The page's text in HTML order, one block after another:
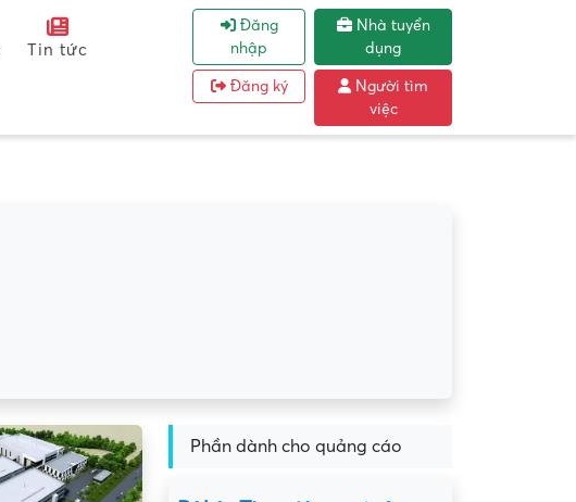
Tin tức
Đăng
nhập
Đăng ký
Nhà tuyển
dụng
Người tìm
việc
Phần dành cho quảng cáo